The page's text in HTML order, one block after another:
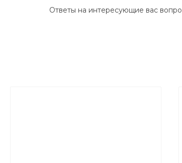
Ответы на интересующие вас